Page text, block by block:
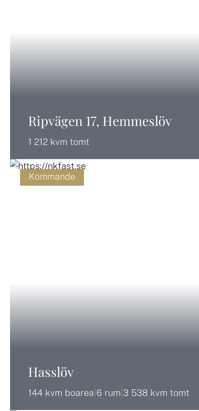
Ripvägen 17, Hemmeslöv
1 212 kvm tomt
Kommande
Hasslöv
144 kvm boarea 6 rum 3 538 kvm tomt